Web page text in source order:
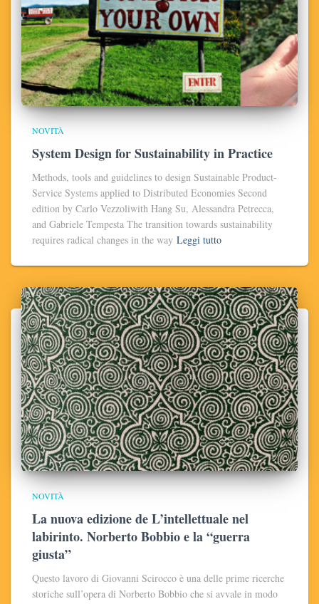
NOVITÀ
System Design for Sustainability in Practice
Methods, tools and guidelines to design Sustainable Product-
Service Systems applied to Distributed Economies Second
edition by Carlo Vezzoliwith Hang Su, Alessandra Petrecca,
and Gabriele Tempesta The transition towards sustainability
requires radical changes in the way Leggi tutto
NOVITÀ
La nuova edizione de L’intellettuale nel
labirinto. Norberto Bobbio e la “guerra
giusta”
Questo lavoro di Giovanni Scirocco è una delle prime ricerche
storiche sull’opera di Norberto Bobbio che si avvale in modo